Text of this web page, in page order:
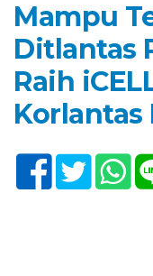
Mampu
Ditlantas
Raih
Korlantas